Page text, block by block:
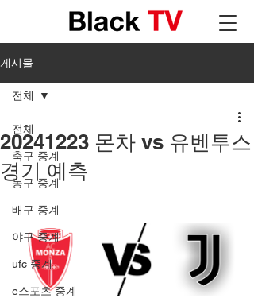
게시물
전체
축구 중계
농구 중계
배구 중계
야구 중계
ufc 중계
e스포츠 중계
전체
20241223 몬차 vs 유벤투스
경기 예측